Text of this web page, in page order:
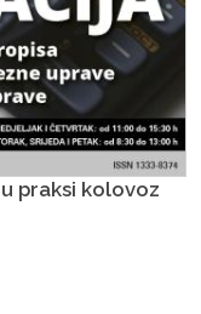
praksi kolovoz